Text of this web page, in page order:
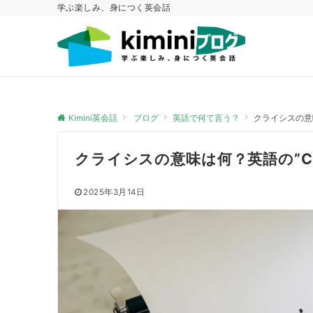
学ぶ楽しみ、身につく英会話
Kimini英会話 ブログ 英語で何て言う？ クライシスの
クライシスの意味は何？英語の
2025年3月14日